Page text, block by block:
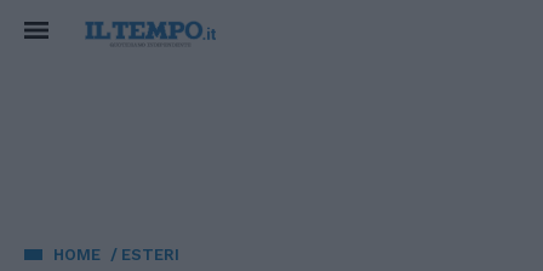
HOME ESTERI